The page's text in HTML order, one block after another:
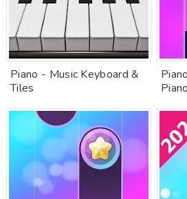
Piano - Music Keyboard &
Tiles
Piano